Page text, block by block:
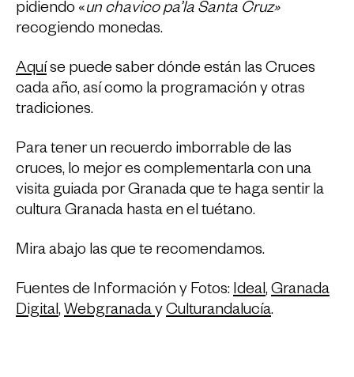
pidiendo «un chavico pa’la Santa Cruz»
recogiendo monedas.
Aquíse puede saber dónde están las Cruces
cada año, así como la programación y otras
tradiciones.
Para tener un recuerdo imborrable de las
cruces, lo mejor es complementarla con una
visita guiada por Granada que te haga sentir la
cultura Granada hasta en el tuétano.
Mira abajo las que te recomendamos.
Fuentes de Información y Fotos:Ideal,Granada
Digital,WebgranadayCulturandalucía.